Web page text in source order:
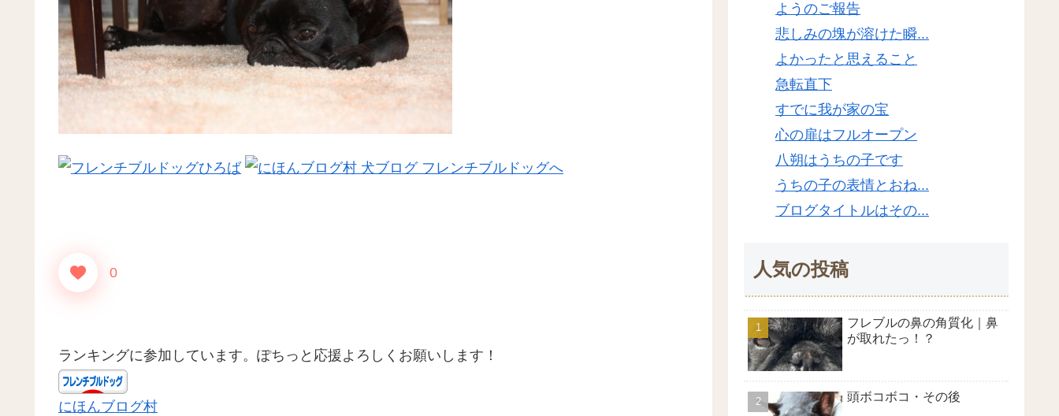
0
ランキングに参加しています。ぽちっと応援よろしくお願いします！
にほんブログ村
ようのご報告
悲しみの塊が溶けた瞬...
よかったと思えること
急転直下
すでに我が家の宝
心の扉はフルオープン
八朔はうちの子です
うちの子の表情とおね...
ブログタイトルはその...
人気の投稿
フレブルの鼻の角質化｜鼻
が取れたっ！？
頭ボコボコ・その後